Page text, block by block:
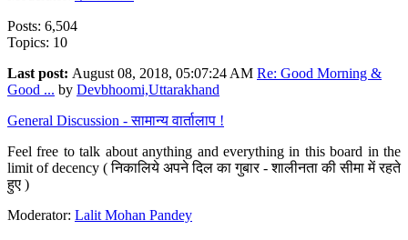
Posts: 6,504
Topics: 10
Last post: August 08, 2018, 05:07:24 AM Re: Good Morning &
Good ... by Devbhoomi,Uttarakhand
General Discussion - सामान्य वार्तालाप !
Feel free to talk about anything and everything in this board in the
limit of decency ( निकालिये अपने दिल का गुबार - शालीनता की सीमा में रहते
हुए )
Moderator: Lalit Mohan Pandey